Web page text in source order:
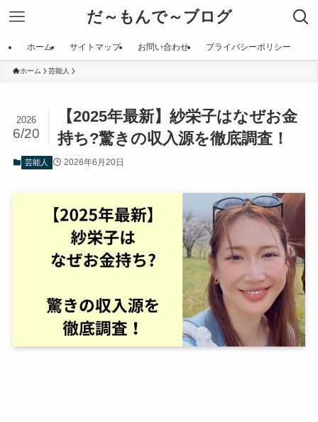
だ～もんで～ブログ
ホーム サイトマップ お問い合わせ プライバシーポリシー
ホーム 芸能人
【2025年最新】紗栄子はなぜお金
持ち?驚きの収入源を徹底調査！
2026
6/20
芸能人 2026年6月20日